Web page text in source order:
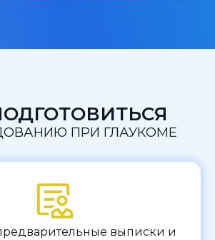
ПРИ ГЛАУКОМЕ
выписки и